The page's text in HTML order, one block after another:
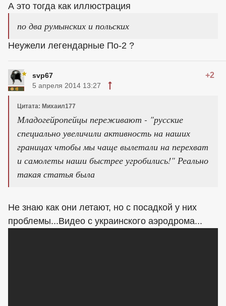
А это тогда как иллюстрация
по два румынских и польских
Неужели легендарные По-2 ?
svp67 +2
5 апреля 2014 13:27
Цитата: Михаил177
Младогейропейцы переживают - "русские
специально увеличили активность на наших
границах чтобы мы чаще вылетали на перехват
и самолеты наши быстрее угробились!" Реально
такая статья была
Не знаю как они летают, но с посадкой у них
проблемы...Видео с украинского аэродрома...